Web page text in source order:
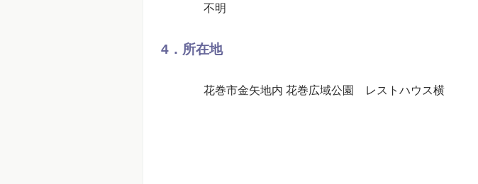
不明
4．所在地
花巻市金矢地内 花巻広域公園 レストハウス横